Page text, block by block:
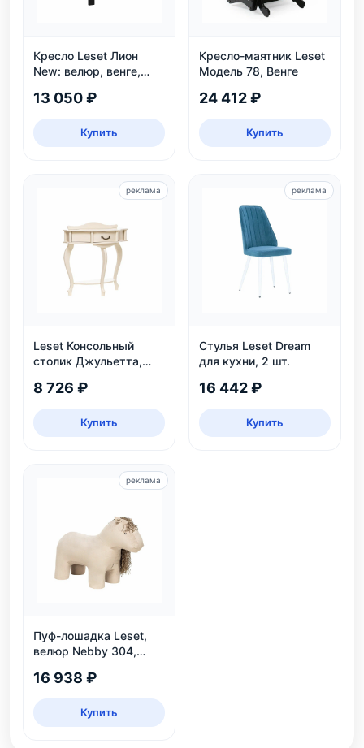
Кресло Leset Лион
New: велюр, венге,
нагрузка 120 кг
13 050 ₽
Купить
Кресло-маятник Leset
Модель 78, Венге
24 412 ₽
Купить
Leset Консольный
столик Джульетта,
8 726 ₽
Купить
реклама
Стулья Leset Dream
для кухни, 2 шт.
16 442 ₽
Купить
реклама
Пуф-лошадка Leset,
велюр Nebby 304,
детской
16 938 ₽
Купить
реклама